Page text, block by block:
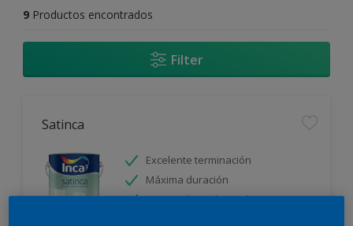
9 Productos encontrados
Filter
Satinca
Excelente terminación
Máxima duración
Protección prolongada